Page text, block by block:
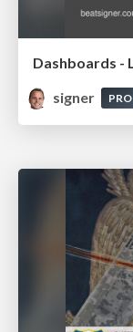
signer
PRO